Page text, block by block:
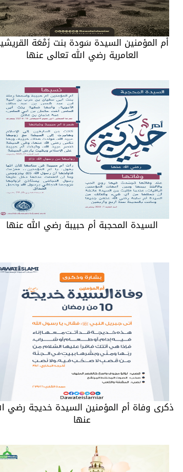
أم المؤمنين السيدة سَودة بنت زَمْعَة
العامرية رضي الله تعالى عنها
السيدة المحجبة أم حبيبة رضي الله عنها
ذكرى وفاة أم المؤمنين السيدة خديجة رضي
عنها